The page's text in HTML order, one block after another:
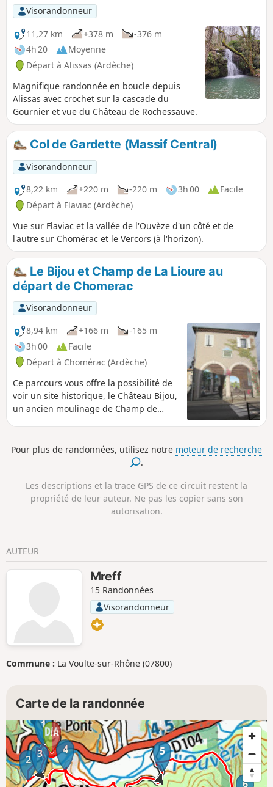
Visorandonneur
11,27 km
+378 m
-376 m
4h 20
Moyenne
Départ à Alissas (Ardèche)
Magnifique randonnée en boucle depuis
Alissas avec crochet sur la cascade du
Gournier et vue du Château de Rochessauve.
Col de Gardette (Massif Central)
Visorandonneur
8,22 km
+220 m -220 m 3h 00
Facile
Départ à Flaviac (Ardèche)
Vue sur Flaviac et la vallée de l'Ouvèze d'un côté et de
l'autre sur Chomérac et le Vercors (à l'horizon).
Le Bijou et Champ de La Lioure au
départ de Chomerac
Visorandonneur
8,94 km
+166 m
-165 m
3h 00
Facile
Départ à Chomérac (Ardèche)
Ce parcours vous offre la possibilité de
voir un site historique, le Château Bijou,
un ancien moulinage de Champ de
Pour plus de randonnées, utilisez notre moteur de recherche
.
Les descriptions et la trace GPS de ce circuit restent la
propriété de leur auteur. Ne pas les copier sans son
autorisation.
AUTEUR
Mreff
15 Randonnées
Visorandonneur
Commune : La Voulte-sur-Rhône (07800)
Carte de la randonnée
1
2 3 4 5
6